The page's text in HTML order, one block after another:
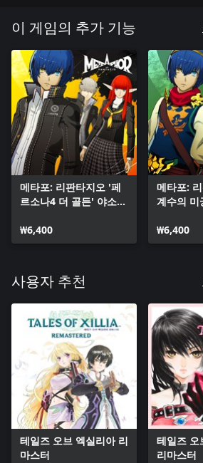
▽클래스를 활용하여 강적을 무릎 꿇리고
장과 쾌감이 교차하는 배틀 플레이
던전에서는 강적이 나타나 다양한 공격으
뜨립니다.
주인공 일행은 다채로운 아키타이프가 지
강적을 쓰러뜨려야 합니다.
턴 기반 커맨드 배틀로 이루어지는 강적과
도 전략적으로 약점을 찔러 적을 쓰러뜨리
있습니다.
주인공 일행이 성장하면 과거의 강적도 점
다.
약한 적은 필드 상에서의 공격 액션 한방으
전 배틀을 시원시원하게 진행할 수 있습니
내 손으로 편성한 파티를 이끌고 강적이 기
가세요.
탄생시켜 왔습니다.
본 타이틀은 아틀러스가 현대극을 통해 쌓
로 브랜드 35주년을 맞이한 지금이기에
이자, 아틀러스의 작품 세계를 집대성한
『페르소나』도 『진·여신전생』도 아닌,
여행에 당신을 초대합니다.
이 게임의 추가 기능
메타포: 리판타지오 '페
르소나4 더 골든' 야소가
틀 BGM & 배틀 징글 세
트
₩6,400
메타포:
계수의 미
세트
₩6,400
사용자 추천
테일즈 오브 엑실리아 리
마스터
테일즈 오
리마스터